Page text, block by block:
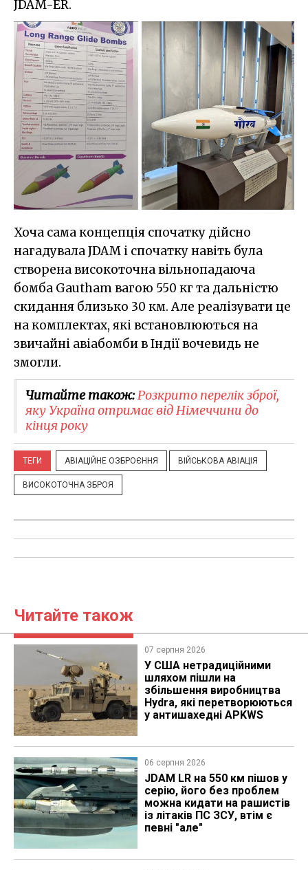
JDAM-ER.
Хоча сама концепція спочатку дійсно
нагадувала JDAM і спочатку навіть була
створена високоточна вільнопадаюча
бомба Gautham вагою 550 кг та дальністю
скидання близько 30 км. Але реалізувати це
на комплектах, які встановлюються на
звичайні авіабомби в Індії вочевидь не
змогли.
Читайте також:Розкрито перелік зброї,
яку Україна отримає від Німеччини до
кінця року
ТЕГИ АВІАЦІЙНЕ ОЗБРОЄННЯ ВІЙСЬКОВА АВІАЦІЯ
ВИСОКОТОЧНА ЗБРОЯ
Читайте також
07 серпня 2026
У США нетрадиційними
шляхом пішли на
збільшення виробництва
Hydra, які перетворюються
у антишахедні APKWS
06 серпня 2026
JDAM LR на 550 км пішов у
серію, його без проблем
можна кидати на рашистів
із літаків ПС ЗСУ, втім є
певні "але"